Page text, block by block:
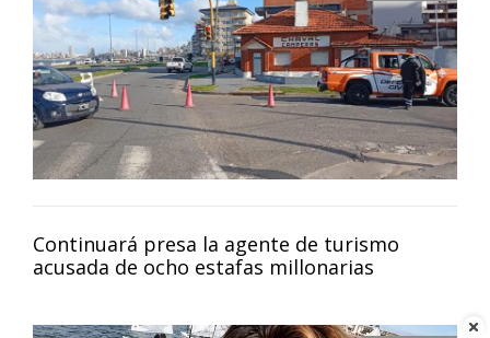
Continuará presa la agente de turismo
acusada de ocho estafas millonarias